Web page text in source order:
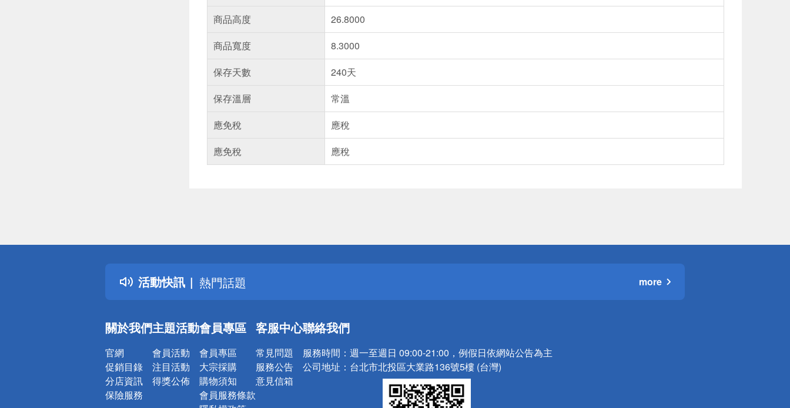
商品高度
26.8000
商品寬度
8.3000
保存天數
240天
保存溫層
常溫
應免稅
應稅
應免稅
應稅
活動快訊
詐騙網頁！請小心！
得獎公告
熱門話題
銀行優惠
詐騙網頁！請小心！
more
關於我們
官網
促銷目錄
分店資訊
保險服務
主題活動
會員活動
注目活動
得獎公佈
會員專區
會員專區
大宗採購
購物須知
會員服務條款
客服中心
常見問題
服務公告
意見信箱
聯絡我們
服務時間： 週一至週日 09:00-21:00，例假日依網站公告為主
公司地址： 台北市北投區大業路136號5樓 (台灣)